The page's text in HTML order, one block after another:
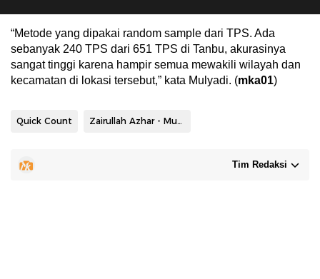
“Metode yang dipakai random sample dari TPS. Ada
sebanyak 240 TPS dari 651 TPS di Tanbu, akurasinya
sangat tinggi karena hampir semua mewakili wilayah dan
kecamatan di lokasi tersebut,” kata Mulyadi. (mka01)
Quick Count Zairullah Azhar - Muhammad Rusli
Tim Redaksi